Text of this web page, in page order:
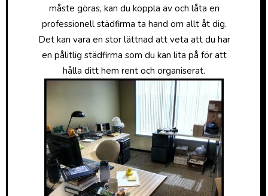
måste göras, kan du koppla av och låta en
professionell städfirma ta hand om allt åt dig.
Det kan vara en stor lättnad att veta att du har
en pålitlig städfirma som du kan lita på för att
hålla ditt hem rent och organiserat.